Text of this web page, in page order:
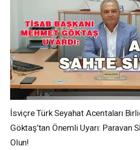
İsviçre Türk Seyahat Acentaları
Göktaş’tan Önemli Uyarı: Paravan
Olun!